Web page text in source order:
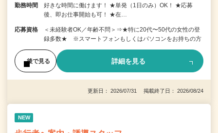
勤務時間
好きな時間に働けます！ ★単発（1日のみ）OK！ ★応募
後、即お仕事開始も可！ ★在…
応募資格
＜未経験者OK／年齢不問＞⇒★特に20代〜50代の女性の登
録多数★ ※スマートフォンもしくはパソコンをお持ちの方
後で見る 詳細を見る
更新日： 2026/07/31 掲載終了日： 2026/08/24
NEW